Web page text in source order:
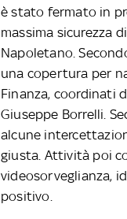
è stato fermato in
massima sicurezza
Napoletano.
una copertura per
Finanza, coordinati
Giuseppe Borrelli.
alcune
giusta. Attività poi
videosorveglianza,
positivo.